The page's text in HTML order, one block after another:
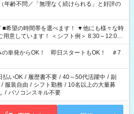
年齢不問／「無理なく続けられる」と好評の
時間帯を選べます！ ▼他にも様々な時
用意しています！ ＜シフト例＞ 8:30～12:00
～22:00 22:00～翌6:00 など
単発からOK！ 即日スタートもOK！ ＃7
払いOK / 履歴書不要 / 40～50代活躍中 / 副
/ 服装自由 / シフト勤務 / 10名以上の大量募
/ パソコンスキル不要